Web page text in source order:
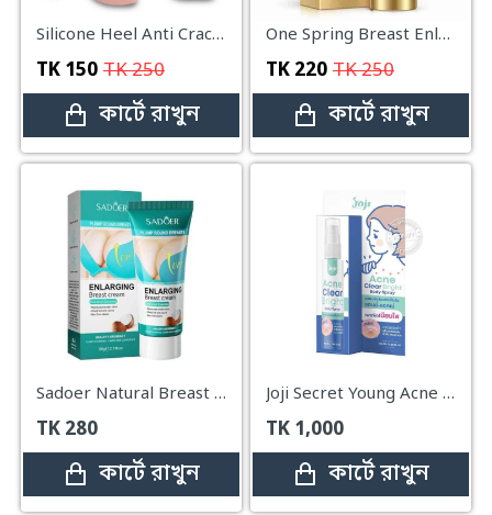
Silicone Heel Anti Crack Set for Men and Women (Free Size) 1 Pair
TK 150 TK250
কার্টে রাখুন
One Spring Breast Enlargement Essential Massage Cream-60g
TK 220 TK250
কার্টে রাখুন
Sadoer Natural Breast Enlargement Cream Coconut Essence – 60g
TK 280
কার্টে রাখুন
Joji Secret Young Acne Clear Bright Body Spray – 100ml
TK 1,000
কার্টে রাখুন